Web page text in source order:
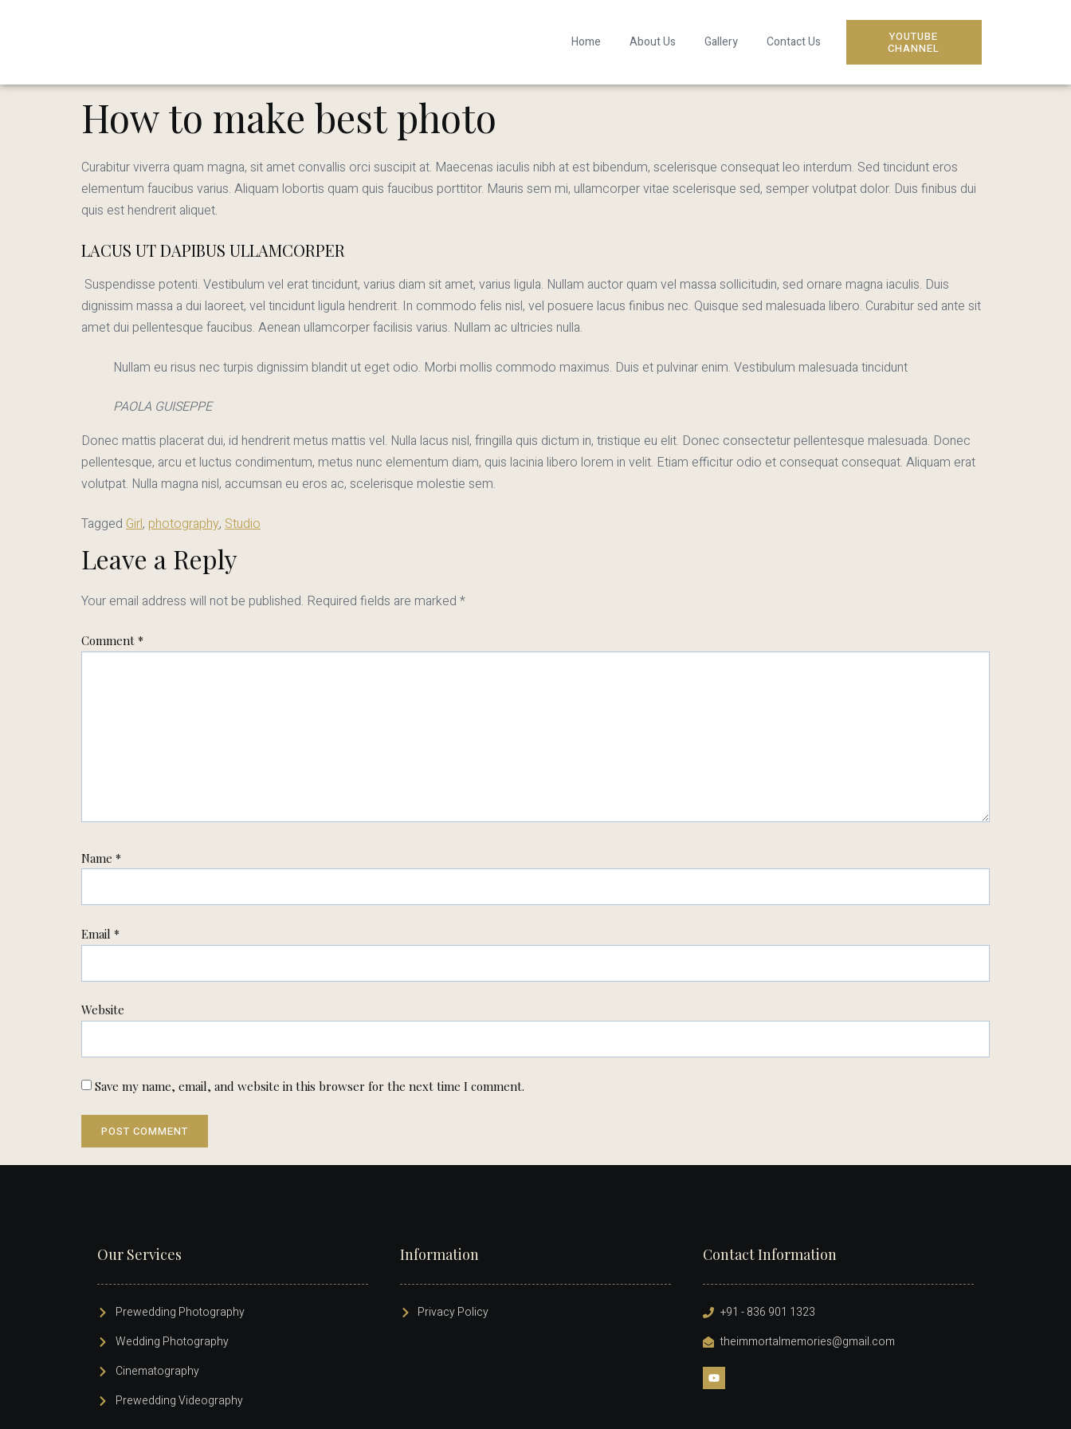
Home About Us Gallery Contact Us YOUTUBE
CHANNEL
How to make best photo
Curabitur viverra quam magna, sit amet convallis orci suscipit at. Maecenas iaculis nibh at est bibendum, scelerisque consequat leo interdum. Sed tincidunt eros
elementum faucibus varius. Aliquam lobortis quam quis faucibus porttitor. Mauris sem mi, ullamcorper vitae scelerisque sed, semper volutpat dolor. Duis finibus dui
quis est hendrerit aliquet.
LACUS UT DAPIBUS ULLAMCORPER
Suspendisse potenti. Vestibulum vel erat tincidunt, varius diam sit amet, varius ligula. Nullam auctor quam vel massa sollicitudin, sed ornare magna iaculis. Duis
dignissim massa a dui laoreet, vel tincidunt ligula hendrerit. In commodo felis nisl, vel posuere lacus finibus nec. Quisque sed malesuada libero. Curabitur sed ante sit
amet dui pellentesque faucibus. Aenean ullamcorper facilisis varius. Nullam ac ultricies nulla.
Nullam eu risus nec turpis dignissim blandit ut eget odio. Morbi mollis commodo maximus. Duis et pulvinar enim. Vestibulum malesuada tincidunt
PAOLA GUISEPPE
Donec mattis placerat dui, id hendrerit metus mattis vel. Nulla lacus nisl, fringilla quis dictum in, tristique eu elit. Donec consectetur pellentesque malesuada. Donec
pellentesque, arcu et luctus condimentum, metus nunc elementum diam, quis lacinia libero lorem in velit. Etiam efficitur odio et consequat consequat. Aliquam erat
volutpat. Nulla magna nisl, accumsan eu eros ac, scelerisque molestie sem.
Tagged Girl, photography, Studio
Leave a Reply
Your email address will not be published. Required fields are marked *
Comment *
Name *
Email *
Website
Save my name, email, and website in this browser for the next time I comment.
Our Services
Prewedding Photography
Wedding Photography
Cinematography
Prewedding Videography
Information
Privacy Policy
Contact Information
+91 - 836 901 1323
theimmortalmemories@gmail.com​